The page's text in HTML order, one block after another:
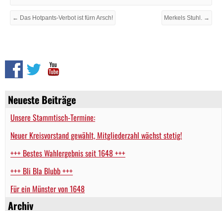
Neueste Beiträge
Unsere Stammtisch-Termine:
Neuer Kreisvorstand gewählt, Mitgliederzahl wächst stetig!
+++ Bestes Wahlergebnis seit 1648 +++
+++ Bli Bla Blubb +++
Für ein Münster von 1648
Archiv
← Das Hotpants-Verbot ist fürn Arsch! Merkels Stuhl. →